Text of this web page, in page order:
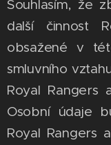
Souhlasím, že
další činnost
obsažené v
smluvního
Royal Rangers
Osobní údaje
Royal Rangers